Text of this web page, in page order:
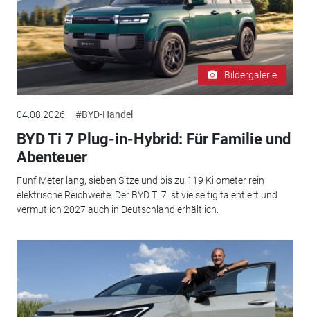
Bildergalerie
04.08.2026 #BYD-Handel
BYD Ti 7 Plug-in-Hybrid: Für Familie und
Abenteuer
Fünf Meter lang, sieben Sitze und bis zu 119 Kilometer rein
elektrische Reichweite: Der BYD Ti 7 ist vielseitig talentiert und
vermutlich 2027 auch in Deutschland erhältlich.